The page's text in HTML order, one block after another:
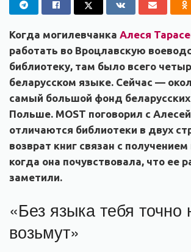
Когда могилевчанка Алеся
работать во Вроцлавскую
библиотеку, там было всего
беларусском языке. Сейчас —
самый большой фонд беларусских
Польше. MOST поговорил с
отличаются библиотеки в двух
возврат книг связан с
когда она почувствовала, что ее
заметили.
«Без языка тебя точно
возьмут»